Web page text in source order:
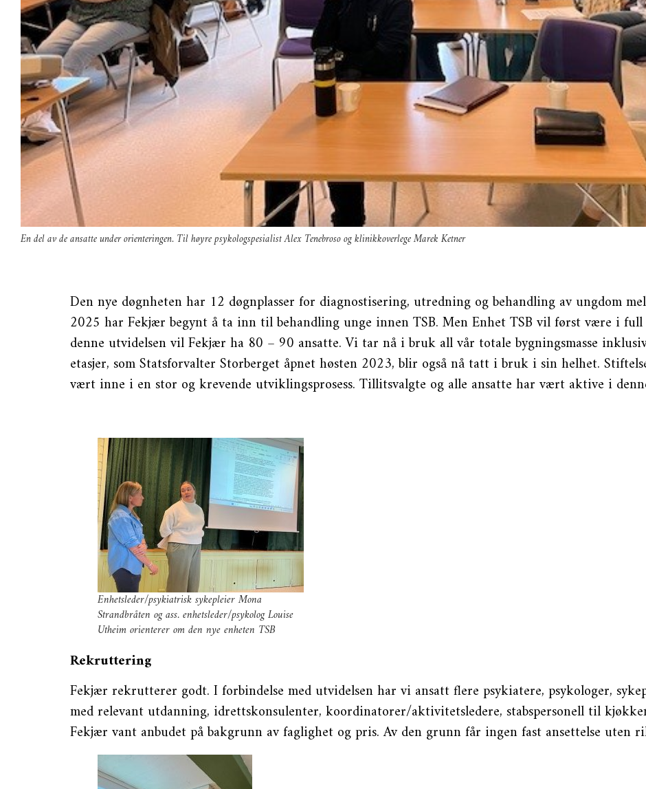
En del av de ansatte under orienteringen. Til høyre psykologspesialist Alex Tenebroso og klinikkoverlege Marek Ketner
Den nye døgnheten har 12 døgnplasser for diagnostisering, utredning og behandling av ungdom
2025 har Fekjær begynt å ta inn til behandling unge innen TSB. Men Enhet TSB vil først være i
denne utvidelsen vil Fekjær ha 80 – 90 ansatte. Vi tar nå i bruk all vår totale bygningsmasse
etasjer, som Statsforvalter Storberget åpnet høsten 2023, blir også nå tatt i bruk i sin helhet.
vært inne i en stor og krevende utviklingsprosess. Tillitsvalgte og alle ansatte har vært aktive i
Enhetsleder/psykiatrisk sykepleier Mona
Strandbråten og ass. enhetsleder/psykolog Louise
Utheim orienterer om den nye enheten TSB
Rekruttering
Fekjær rekrutterer godt. I forbindelse med utvidelsen har vi ansatt flere psykiatere, psykologer,
med relevant utdanning, idrettskonsulenter, koordinatorer/aktivitetsledere, stabspersonell til
Fekjær vant anbudet på bakgrunn av faglighet og pris. Av den grunn får ingen fast ansettelse uten